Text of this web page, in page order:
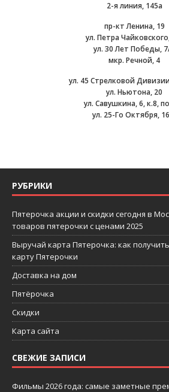
2-я линия, 145а
пр-кт Ленина, 19
ул. Петра
ул. 30 Лет Победы,
мкр. Речной, 4
ул. 45 Стрелковой
ул. Ньютона, 20
ул. Савушкина, 6, к.8,
ул. 25-Го Октября,
РУБРИКИ
Пятерочка акции и скидки сегодня в
товаров пятерочки с ценами 2025
Выручай карта Пятерочка: как
карту Пятерочки
Доставка на дом
Пятёрочка
Скидки
Карта сайта
СВЕЖИЕ ЗАПИСИ
Фильмы 2026 года: самые заметные